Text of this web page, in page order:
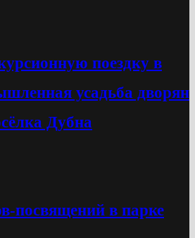
поездку в
усадьба дворян
Дубна
посвящений в парке